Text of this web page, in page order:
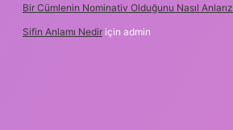
Bir Cümlenin Nominativ Olduğunu Nasıl Anlarız
Sifin Anlamı Nedir için admin